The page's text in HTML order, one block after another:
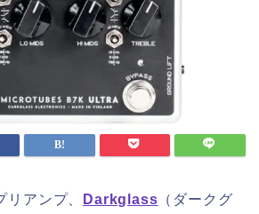
アンプ、 Darkglass （ダークグ